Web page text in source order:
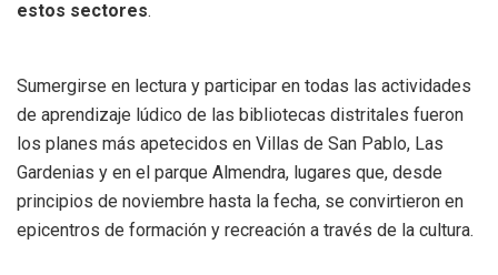
estos sectores.
Sumergirse en lectura y participar en todas las actividades
de aprendizaje lúdico de las bibliotecas distritales fueron
los planes más apetecidos en Villas de San Pablo, Las
Gardenias y en el parque Almendra, lugares que, desde
principios de noviembre hasta la fecha, se convirtieron en
epicentros de formación y recreación a través de la cultura.